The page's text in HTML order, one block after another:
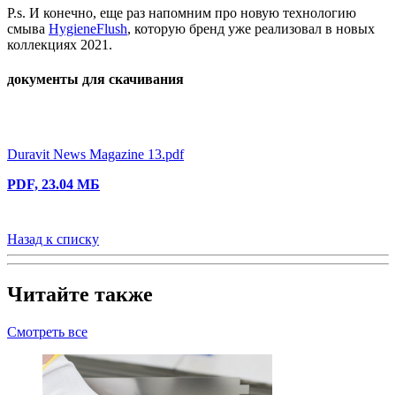
P.s. И конечно, еще раз напомним про новую технологию
смыва HygieneFlush, которую бренд уже реализовал в новых
коллекциях 2021.
документы для скачивания
Duravit News Magazine 13.pdf
PDF, 23.04 МБ
Назад к списку
Читайте также
Смотреть все